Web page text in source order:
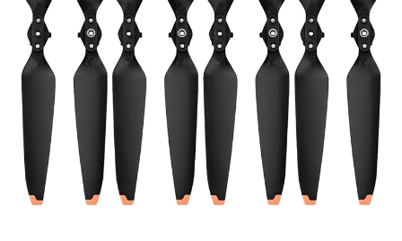
Оформление заказа
Услуги
Диагностика кондиционеров
Заправка кондиционеров